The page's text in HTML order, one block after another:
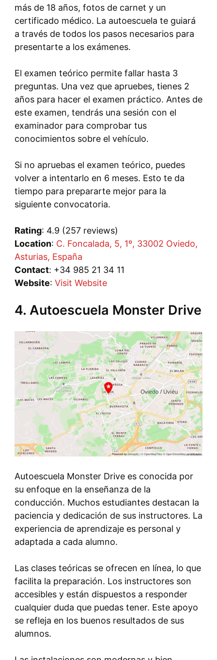
más de 18 años, fotos de carnet y un
certificado médico. La autoescuela te guiará
a través de todos los pasos necesarios para
presentarte a los exámenes.
El examen teórico permite fallar hasta 3
preguntas. Una vez que apruebes, tienes 2
años para hacer el examen práctico. Antes de
este examen, tendrás una sesión con el
examinador para comprobar tus
conocimientos sobre el vehículo.
Si no apruebas el examen teórico, puedes
volver a intentarlo en 6 meses. Esto te da
tiempo para prepararte mejor para la
siguiente convocatoria.
Rating: 4.9 (257 reviews)
Location: C. Foncalada, 5, 1º, 33002 Oviedo,
Asturias, España
Contact: +34 985 21 34 11
Website: Visit Website
4. Autoescuela Monster Drive
Autoescuela Monster Drive es conocida por
su enfoque en la enseñanza de la
conducción. Muchos estudiantes destacan la
paciencia y dedicación de sus instructores. La
experiencia de aprendizaje es personal y
adaptada a cada alumno.
Las clases teóricas se ofrecen en línea, lo que
facilita la preparación. Los instructores son
accesibles y están dispuestos a responder
cualquier duda que puedas tener. Este apoyo
se refleja en los buenos resultados de sus
alumnos.